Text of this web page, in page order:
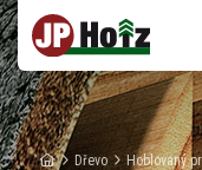
Dřevo Hoblovaný